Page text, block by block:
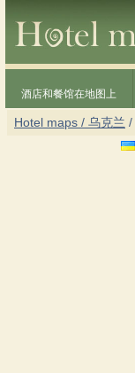
酒店和餐馆在地图上
Hotel maps / 乌克兰 /